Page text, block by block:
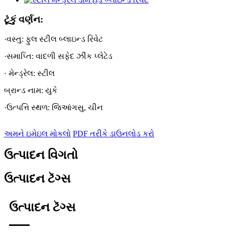
ટૂંકું વર્ણન:
·વસ્તુ: ફુલ સ્ટીલ બ્લાઇન્ડ રિવેટ
·સમાપ્તિ: વાદળી સફેદ ઝીંક પ્લેટેડ
· મેન્ડ્રેલ: સ્ટીલ
બ્રાન્ડ નામ: યુકે
·ઉત્પત્તિ સ્થળ: જિઆંગસુ, ચીન
અમને ઇમેઇલ મોકલો PDF તરીકે ડાઉનલોડ કરો
ઉત્પાદન વિગતો
ઉત્પાદન ટૅગ્સ
ઉત્પાદન ટૅગ્સ